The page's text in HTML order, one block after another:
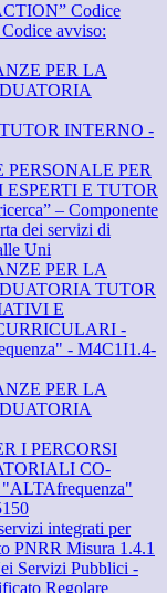
Codice
avviso:
PER LA
INTERNO -
PER
E TUTOR
– Componente
dei servizi di
Uni
PER LA
TUTOR
E
-
- M4C1I1.4-
PER LA
I PERCORSI
CO-
integrati per
PNRR Misura 1.4.1
Servizi Pubblici -
Regolare